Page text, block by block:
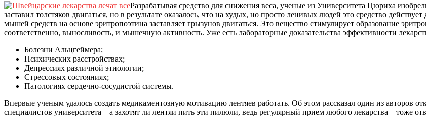
Разрабатывая средство для снижения веса, ученые из Университета Цюриха
заставил толстяков двигаться, но в результате оказалось, что на худых, но просто ленивых людей это средство
мышей средств на основе эритропоэтина заставляет грызунов двигаться. Это вещество стимулирует образование
соответственно, выносливость, и мышечную активность. Уже есть лабораторные доказательства эффективности
Болезни Альцгеймера;
Психических расстройствах;
Депрессиях различной этиологии;
Стрессовых состояниях;
Патологиях сердечно-сосудистой системы.
Впервые ученым удалось создать медикаментозную мотивацию лентяев работать. Об этом рассказал один из
специалистов университета – а захотят ли лентяи пить эти пилюли, ведь регулярный прием любого лекарства – тоже